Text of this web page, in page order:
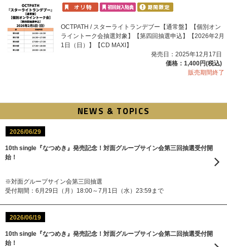
OCTPATH / スターライトランデブー【通常盤】【個別オン
ライントーク会抽選対象】【第四回抽選申込】【2026年2月
1日（日）】【CD MAXI】
発売日：2025年12月17日
価格：1,400円(税込)
販売期間終了
NEWS & TOPICS
2026/06/29
10th single『なつめき』発売記念！対面グループサイン会第三回抽選受付開
始！
※対面グループサイン会第三回抽選
受付期間：6月29日（月）18:00～7月1日（水）23:59まで
2026/06/19
10th single『なつめき』発売記念！対面グループサイン会第二回抽選受付開
始！